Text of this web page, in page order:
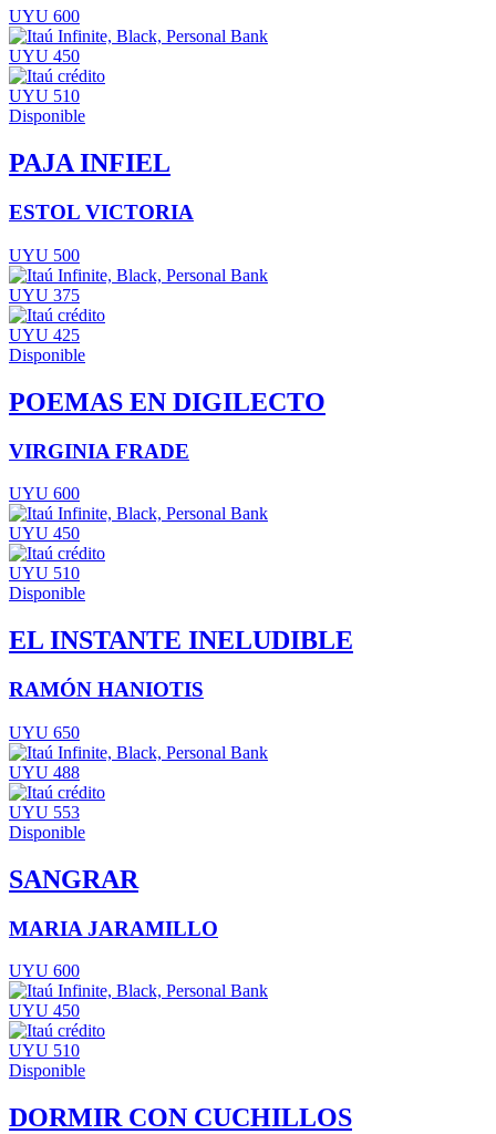
UYU 600
UYU 450
UYU 510
Disponible
PAJA INFIEL
ESTOL VICTORIA
UYU 500
UYU 375
UYU 425
Disponible
POEMAS EN DIGILECTO
VIRGINIA FRADE
UYU 600
UYU 450
UYU 510
Disponible
EL INSTANTE INELUDIBLE
RAMÓN HANIOTIS
UYU 650
UYU 488
UYU 553
Disponible
SANGRAR
MARIA JARAMILLO
UYU 600
UYU 450
UYU 510
Disponible
DORMIR CON CUCHILLOS